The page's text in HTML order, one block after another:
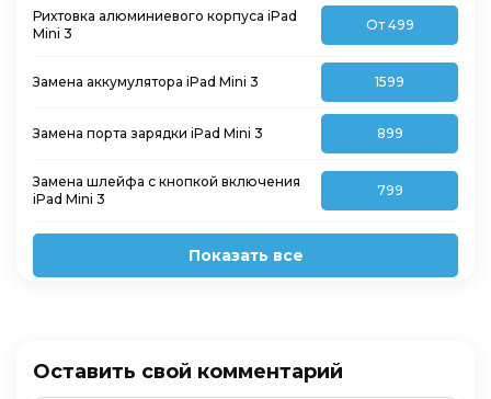
Рихтовка алюминиевого корпуса iPad
Mini 3
От 499
Замена аккумулятора iPad Mini 3 1599
Замена порта зарядки iPad Mini 3 899
Замена шлейфа с кнопкой включения
iPad Mini 3
799
Показать все
Оставить свой комментарий